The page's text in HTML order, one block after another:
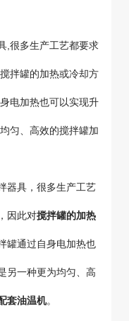
,很多生产工艺都要求
拌罐的加热或冷却方
电加热也可以实现升
匀、高效的搅拌罐加
器具，很多生产工艺
因此对搅拌罐的加热
罐通过自身电加热也
另一种更为均匀、高
套油温机。